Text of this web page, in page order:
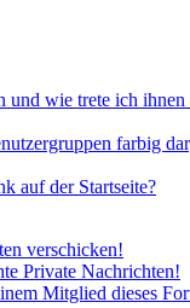
und wie trete ich ihnen
farbig
auf der Startseite?
verschicken!
Private Nachrichten!
Mitglied dieses